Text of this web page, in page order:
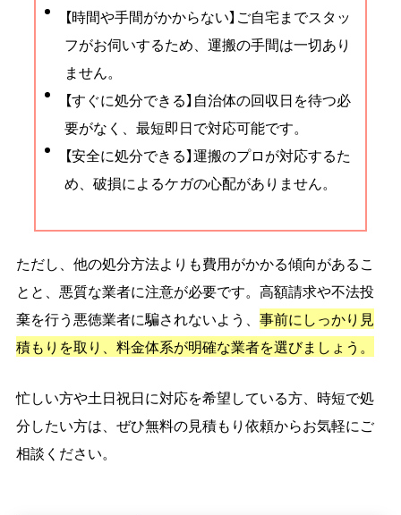
【時間や手間がかからない】ご自宅までスタッ
フがお伺いするため、運搬の手間は一切あり
ません。
【すぐに処分できる】自治体の回収日を待つ必
要がなく、最短即日で対応可能です。
【安全に処分できる】運搬のプロが対応するた
め、破損によるケガの心配がありません。
ただし、他の処分方法よりも費用がかかる傾向があるこ
とと、悪質な業者に注意が必要です。高額請求や不法投
棄を行う悪徳業者に騙されないよう、 事前にしっかり見
積もりを取り、料金体系が明確な業者を選びましょう。
忙しい方や土日祝日に対応を希望している方、時短で処
分したい方は、ぜひ無料の見積もり依頼からお気軽にご
相談ください。